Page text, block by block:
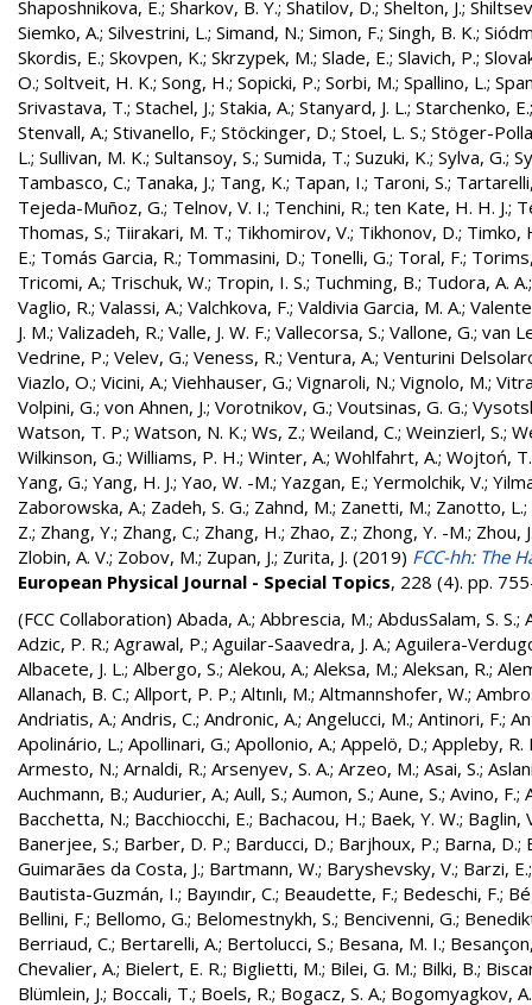
Shaposhnikova, E.; Sharkov, B. Y.; Shatilov, D.; Shelton, J.;
Siemko, A.; Silvestrini, L.; Simand, N.; Simon, F.; Singh, B. K.;
Skordis, E.; Skovpen, K.; Skrzypek, M.; Slade, E.; Slavich, P.;
O.; Soltveit, H. K.; Song, H.; Sopicki, P.; Sorbi, M.; Spallino, L.;
Srivastava, T.; Stachel, J.; Stakia, A.; Stanyard, J. L.; Starchenko, E.
Stenvall, A.; Stivanello, F.; Stöckinger, D.; Stoel, L. S.; Stöger-
L.; Sullivan, M. K.; Sultansoy, S.; Sumida, T.; Suzuki, K.; Sylva, G.;
Tambasco, C.; Tanaka, J.; Tang, K.; Tapan, I.; Taroni, S.;
Tejeda-Muñoz, G.; Telnov, V. I.; Tenchini, R.; ten Kate, H. H. J.;
Thomas, S.; Tiirakari, M. T.; Tikhomirov, V.; Tikhonov, D.; Timko,
E.; Tomás Garcia, R.; Tommasini, D.; Tonelli, G.; Toral, F.;
Tricomi, A.; Trischuk, W.; Tropin, I. S.; Tuchming, B.; Tudora, A. A.
Vaglio, R.; Valassi, A.; Valchkova, F.; Valdivia Garcia, M. A.;
J. M.; Valizadeh, R.; Valle, J. W. F.; Vallecorsa, S.; Vallone, G.; van
Vedrine, P.; Velev, G.; Veness, R.; Ventura, A.; Venturini
Viazlo, O.; Vicini, A.; Viehhauser, G.; Vignaroli, N.; Vignolo, M.;
Volpini, G.; von Ahnen, J.; Vorotnikov, G.; Voutsinas, G. G.;
Watson, T. P.; Watson, N. K.; Ws, Z.; Weiland, C.; Weinzierl, S.;
Wilkinson, G.; Williams, P. H.; Winter, A.; Wohlfahrt, A.; Wojtoń, T.
Yang, G.; Yang, H. J.; Yao, W. -M.; Yazgan, E.; Yermolchik, V.;
Zaborowska, A.; Zadeh, S. G.; Zahnd, M.; Zanetti, M.; Zanotto, L.;
Z.; Zhang, Y.; Zhang, C.; Zhang, H.; Zhao, Z.; Zhong, Y. -M.; Zhou,
Zlobin, A. V.; Zobov, M.; Zupan, J.; Zurita, J. (2019) FCC-hh: The
European Physical Journal - Special Topics, 228 (4). pp.
(FCC Collaboration) Abada, A.; Abbrescia, M.; AbdusSalam, S. S.;
Adzic, P. R.; Agrawal, P.; Aguilar-Saavedra, J. A.; Aguilera-
Albacete, J. L.; Albergo, S.; Alekou, A.; Aleksa, M.; Aleksan, R.;
Allanach, B. C.; Allport, P. P.; Altınlı, M.; Altmannshofer, W.;
Andriatis, A.; Andris, C.; Andronic, A.; Angelucci, M.; Antinori, F.;
Apolinário, L.; Apollinari, G.; Apollonio, A.; Appelö, D.; Appleby, R.
Armesto, N.; Arnaldi, R.; Arsenyev, S. A.; Arzeo, M.; Asai, S.;
Auchmann, B.; Audurier, A.; Aull, S.; Aumon, S.; Aune, S.; Avino, F.;
Bacchetta, N.; Bacchiocchi, E.; Bachacou, H.; Baek, Y. W.; Baglin,
Banerjee, S.; Barber, D. P.; Barducci, D.; Barjhoux, P.; Barna, D.;
Guimarães da Costa, J.; Bartmann, W.; Baryshevsky, V.; Barzi, E.
Bautista-Guzmán, I.; Bayındır, C.; Beaudette, F.; Bedeschi, F.;
Bellini, F.; Bellomo, G.; Belomestnykh, S.; Bencivenni, G.;
Berriaud, C.; Bertarelli, A.; Bertolucci, S.; Besana, M. I.;
Chevalier, A.; Bielert, E. R.; Biglietti, M.; Bilei, G. M.; Bilki, B.;
Blümlein, J.; Boccali, T.; Boels, R.; Bogacz, S. A.; Bogomyagkov, A.